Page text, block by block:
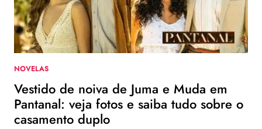
NOVELAS
Vestido de noiva de Juma e Muda em
Pantanal: veja fotos e saiba tudo sobre o
casamento duplo